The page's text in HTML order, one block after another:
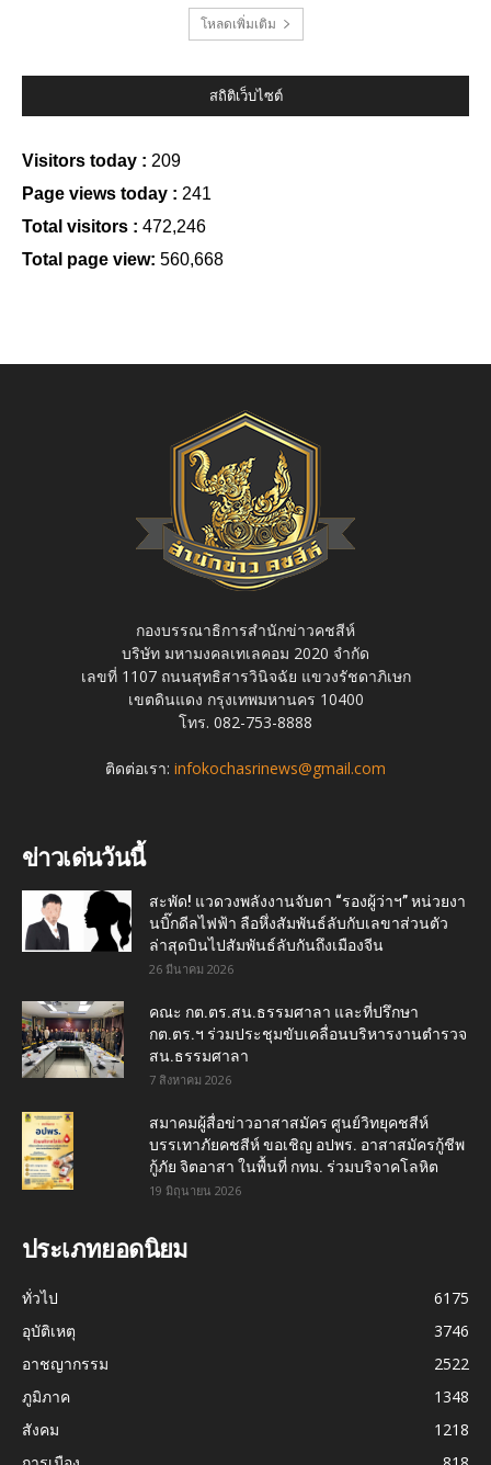
โหลดเพิ่มเติม
สถิติเว็บไซต์
Visitors today : 209
Page views today : 241
Total visitors : 472,246
Total page view: 560,668
กองบรรณาธิการสำนักข่าวคชสีห์
บริษัท มหามงคลเทเลคอม 2020 จำกัด
เลขที่ 1107 ถนนสุทธิสารวินิจฉัย แขวงรัชดาภิเษก
เขตดินแดง กรุงเทพมหานคร 10400
โทร. 082-753-8888
ติดต่อเรา: infokochasrinews@gmail.com
ข่าวเด่นวันนี้
สะพัด! แวดวงพลังงานจับตา “รองผู้ว่าฯ” หน่วยงา
นบิ๊กดีลไฟฟ้า ลือหึ่งสัมพันธ์ลับกับเลขาส่วนตัว
ล่าสุดบินไปสัมพันธ์ลับกันถึงเมืองจีน
26 มีนาคม 2026
คณะ กต.ตร.สน.ธรรมศาลา และที่ปรึกษา
กต.ตร.ฯ ร่วมประชุมขับเคลื่อนบริหารงานตำรวจ
สน.ธรรมศาลา
7 สิงหาคม 2026
สมาคมผู้สื่อข่าวอาสาสมัคร ศูนย์วิทยุคชสีห์
บรรเทาภัยคชสีห์ ขอเชิญ อปพร. อาสาสมัครกู้ชีพ
กู้ภัย จิตอาสา ในพื้นที่ กทม. ร่วมบริจาคโลหิต
19 มิถุนายน 2026
ประเภทยอดนิยม
ทั่วไป
6175
อุบัติเหตุ
3746
อาชญากรรม
2522
ภูมิภาค
1348
สังคม
1218